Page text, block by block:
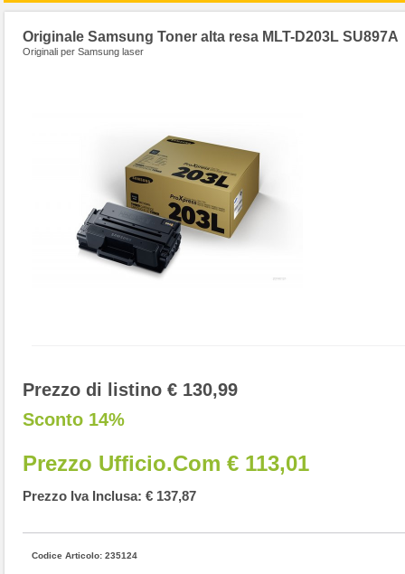
Originale Samsung Toner alta resa MLT-D203L SU897A
Originali per Samsung laser
Prezzo di listino € 130,99
Sconto 14%
Prezzo Ufficio.com € 113,01
Prezzo Iva Inclusa: € 137,87
Codice Articolo: 235124